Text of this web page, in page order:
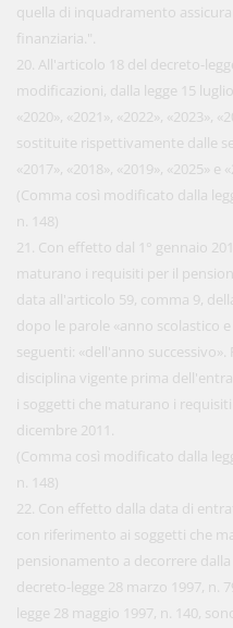
quella di inquadramento
finanziaria.".
20. All'articolo 18 del decreto-
modificazioni, dalla legge 15
«2020», «2021», «2022», «2023»,
sostituite rispettivamente dalle
«2017», «2018», «2019», «2025» e
(Comma così modificato dalla
n. 148)
21. Con effetto dal 1° gennaio
maturano i requisiti per il
data all'articolo 59, comma 9,
dopo le parole «anno scolastico
seguenti: «dell'anno
disciplina vigente prima
i soggetti che maturano i
dicembre 2011.
(Comma così modificato dalla
n. 148)
22. Con effetto dalla data di
con riferimento ai soggetti che
pensionamento a decorrere
decreto-legge 28 marzo 1997, n.
legge 28 maggio 1997, n. 140,